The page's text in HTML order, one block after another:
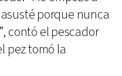
porque nunca
contó el pescador
pez tomó la